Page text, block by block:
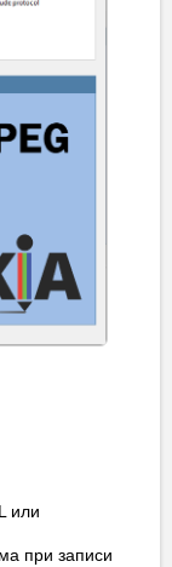
или
при записи